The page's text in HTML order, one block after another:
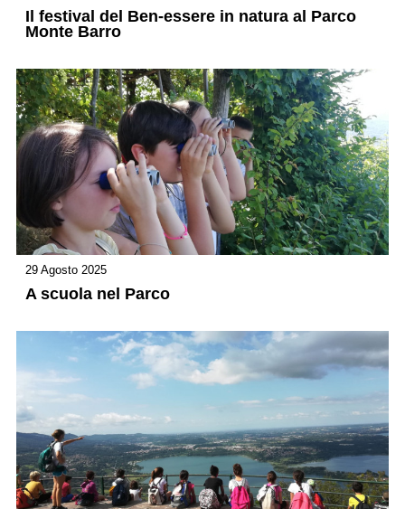
Il festival del Ben-essere in natura al Parco
Monte Barro
29 Agosto 2025
A scuola nel Parco